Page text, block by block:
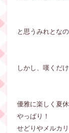
と思うみれとな
しかし、嘆くだ
優雅に楽しく夏
やっぱり！
せどりやメルカ